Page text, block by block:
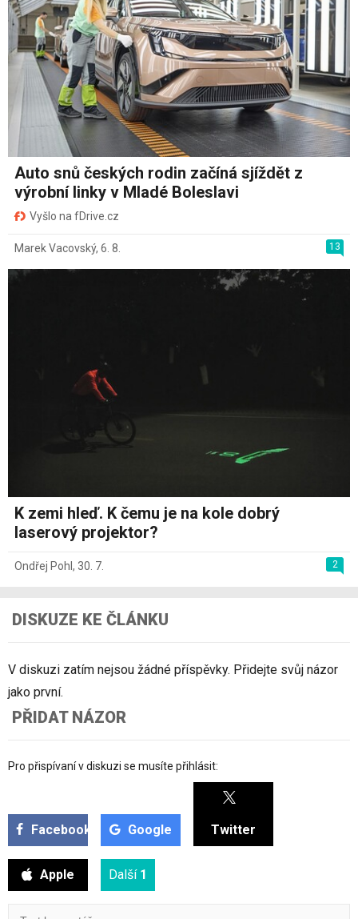
Auto snů českých rodin začíná sjíždět z
výrobní linky v Mladé Boleslavi
Vyšlo na fDrive.cz
13
Marek Vacovský, 6. 8.
K zemi hleď. K čemu je na kole dobrý
laserový projektor?
2
Ondřej Pohl , 30. 7.
DISKUZE KE ČLÁNKU
V diskuzi zatím nejsou žádné příspěvky. Přidejte svůj názor
jako první.
PŘIDAT NÁZOR
Pro přispívaní v diskuzi se musíte přihlásit:
Facebook Google Twitter
Apple Další 1